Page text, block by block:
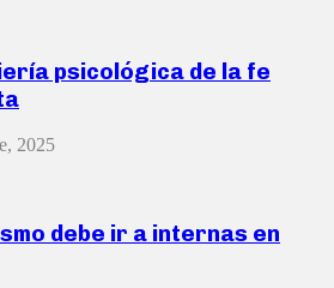
psicológica de la fe
2025
debe ir a internas en